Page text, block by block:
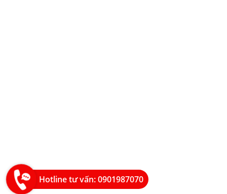
Hotline tư vấn: 0901987070